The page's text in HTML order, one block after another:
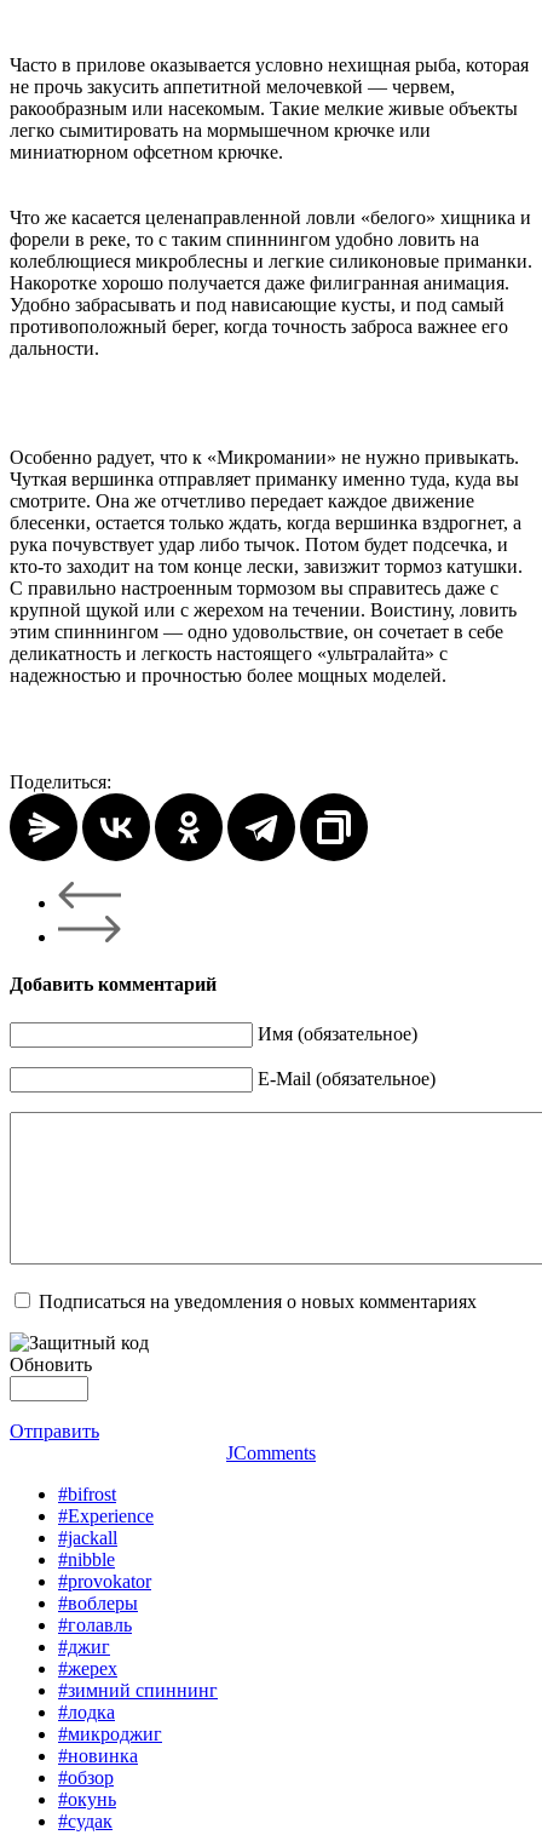
Часто в прилове оказывается условно нехищная рыба, которая
не прочь закусить аппетитной мелочевкой — червем,
ракообразным или насекомым. Такие мелкие живые объекты
легко сымитировать на мормышечном крючке или
миниатюрном офсетном крючке.
Что же касается целенаправленной ловли «белого» хищника и
форели в реке, то с таким спиннингом удобно ловить на
колеблющиеся микроблесны и легкие силиконовые приманки.
Накоротке хорошо получается даже филигранная анимация.
Удобно забрасывать и под нависающие кусты, и под самый
противоположный берег, когда точность заброса важнее его
дальности.
Особенно радует, что к «Микромании» не нужно привыкать.
Чуткая вершинка отправляет приманку именно туда, куда вы
смотрите. Она же отчетливо передает каждое движение
блесенки, остается только ждать, когда вершинка вздрогнет, а
рука почувствует удар либо тычок. Потом будет подсечка, и
кто-то заходит на том конце лески, завизжит тормоз катушки.
С правильно настроенным тормозом вы справитесь даже с
крупной щукой или с жерехом на течении. Воистину, ловить
этим спиннингом — одно удовольствие, он сочетает в себе
деликатность и легкость настоящего «ультралайта» с
надежностью и прочностью более мощных моделей.
Поделиться:
Добавить комментарий
Имя (обязательное)
E-Mail (обязательное)
Подписаться на уведомления о новых комментариях
Обновить
Отправить
JComments
#bifrost
#Experience
#jackall
#nibble
#provokator
#воблеры
#голавль
#джиг
#жерех
#зимний спиннинг
#лодка
#микроджиг
#новинка
#обзор
#окунь
#судак